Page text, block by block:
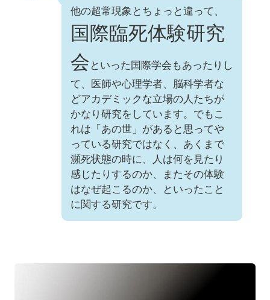
他の超常現象とちょっと違って、
国際臨死体験研究
会 といった国際学会もあったりし
て、医師や心理学者、脳科学者な
どアカデミックな立場の人たちが
かなり研究をしています。でもこ
れは「あの世」があると思ってや
っている研究ではなく、あくまで
瀕死状態の時に、人は何を見たり
感じたりするのか、またその体験
はなぜ起こるのか、といったこと
に関する研究です。